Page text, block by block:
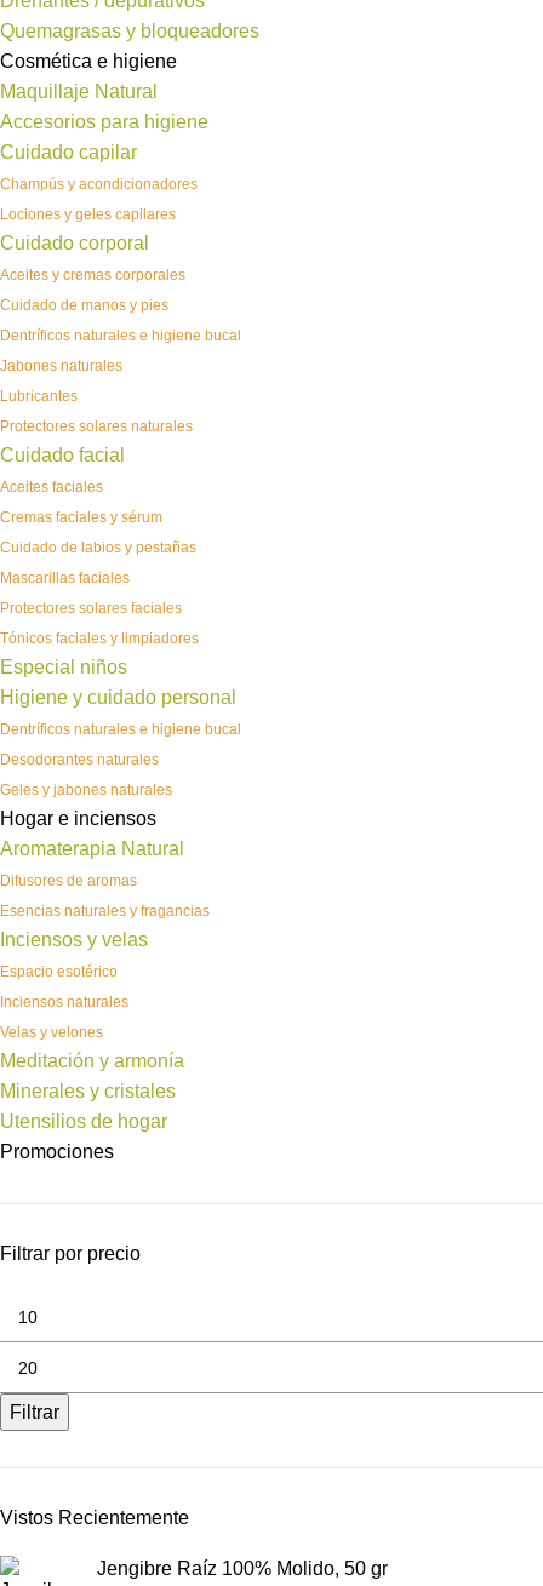
Quemagrasas y bloqueadores
Cosmética e higiene
Maquillaje Natural
Accesorios para higiene
Cuidado capilar
Champús y acondicionadores
Lociones y geles capilares
Cuidado corporal
Aceites y cremas corporales
Cuidado de manos y pies
Dentríficos naturales e higiene bucal
Jabones naturales
Lubricantes
Protectores solares naturales
Cuidado facial
Aceites faciales
Cremas faciales y sérum
Cuidado de labios y pestañas
Mascarillas faciales
Protectores solares faciales
Tónicos faciales y limpiadores
Especial niños
Higiene y cuidado personal
Dentríficos naturales e higiene bucal
Desodorantes naturales
Geles y jabones naturales
Hogar e inciensos
Aromaterapia Natural
Difusores de aromas
Esencias naturales y fragancias
Inciensos y velas
Espacio esotérico
Inciensos naturales
Velas y velones
Meditación y armonía
Minerales y cristales
Utensilios de hogar
Promociones
Filtrar por precio
Filtrar
Vistos Recientemente
Jengibre Raíz 100% Molido, 50 gr